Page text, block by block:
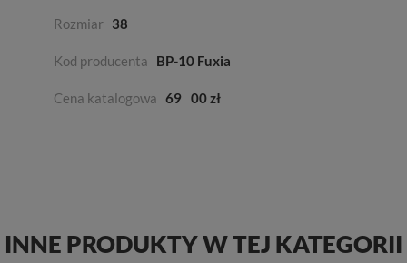
Rozmiar 38
Kod producenta BP-10 Fuxia
Cena katalogowa 69 00 zł
INNE PRODUKTY W TEJ KATEGORII